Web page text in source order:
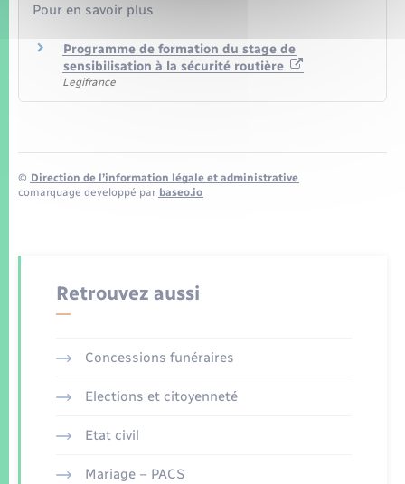
Pour en savoir plus
Programme de formation du stage de
sensibilisation à la sécurité routière
Legifrance
© Direction de l’information légale et administrative
comarquage developpé par baseo.io
Retrouvez aussi
Concessions funéraires
Elections et citoyenneté
Etat civil
Mariage – PACS